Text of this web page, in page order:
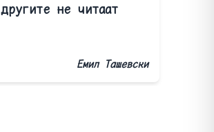
другите не читаат
Емил Ташевски